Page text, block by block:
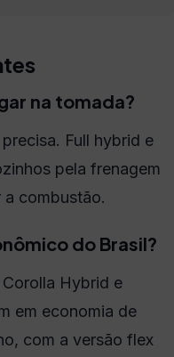
na tomada?
Full hybrid e
pela frenagem
combustão.
do Brasil?
Hybrid e
em economia de
com a versão flex